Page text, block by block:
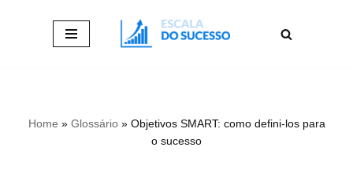
Home » Glossário» Objetivos SMART: como defini-los para
o sucesso